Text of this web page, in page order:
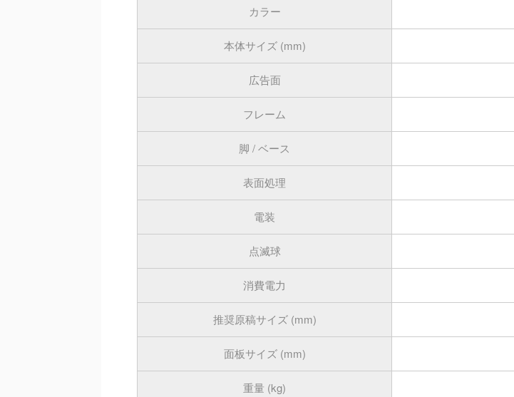
カラー
本体サイズ (mm)
広告面
フレーム
脚 / ベース
表面処理
電装
点滅球
消費電力
推奨原稿サイズ (mm)
面板サイズ (mm)
重量 (kg)